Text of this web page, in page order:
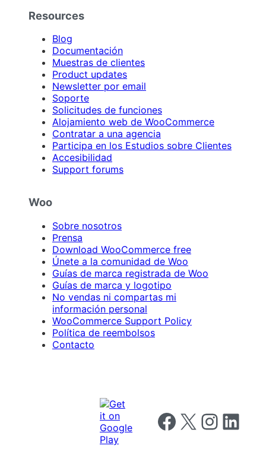
Resources
Blog
Documentación
Muestras de clientes
Product updates
Newsletter por email
Soporte
Solicitudes de funciones
Alojamiento web de WooCommerce
Contratar a una agencia
Participa en los Estudios sobre Clientes
Accesibilidad
Support forums
Woo
Sobre nosotros
Prensa
Download WooCommerce free
Únete a la comunidad de Woo
Guías de marca registrada de Woo
Guías de marca y logotipo
No vendas ni compartas mi
información personal
WooCommerce Support Policy
Política de reembolsos
Contacto
Follow us on Facebook
Follow us on X Follow us on
Follow us